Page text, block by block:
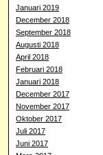
Januari 2019
December 2018
September 2018
Augusti 2018
April 2018
Februari 2018
Januari 2018
December 2017
November 2017
Oktober 2017
Juli 2017
Juni 2017